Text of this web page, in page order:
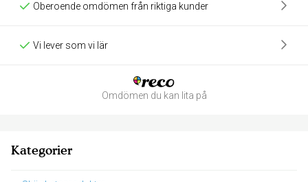
Oberoende omdömen från riktiga kunder
Vi lever som vi lär
Omdömen du kan lita på
Kategorier